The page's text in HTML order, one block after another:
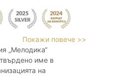
Покажи повече >>
„Мелодика“
име в
на